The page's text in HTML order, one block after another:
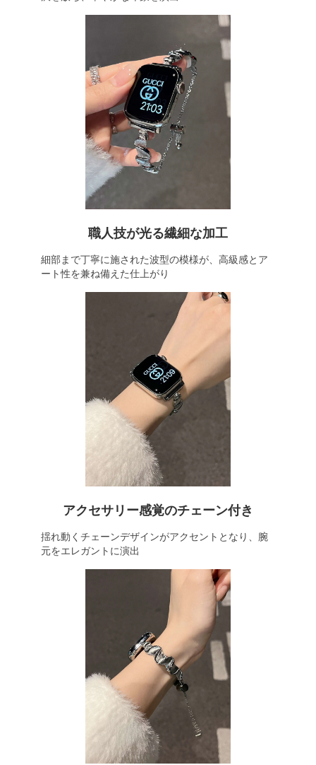
職人技が光る繊細な加工
細部まで丁寧に施された波型の模様が、高級感とア
ート性を兼ね備えた仕上がり
アクセサリー感覚のチェーン付き
揺れ動くチェーンデザインがアクセントとなり、腕
元をエレガントに演出